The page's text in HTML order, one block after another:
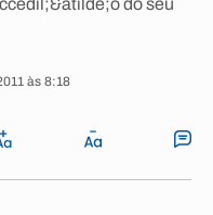
do seu
às 8:18